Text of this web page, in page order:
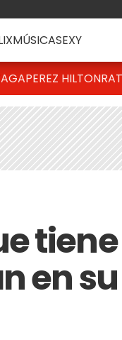
MÚSICASEXY
PEREZ HILTON
tiene
en su